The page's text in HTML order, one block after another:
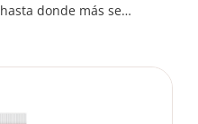
donde más se